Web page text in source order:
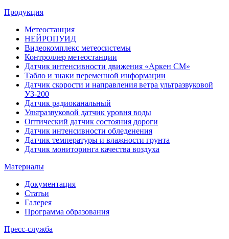
Продукция
Метеостанция
НЕЙРОПУИД
Видеокомплекс метеосистемы
Контроллер метеостанции
Датчик интенсивности движения «Аркен СМ»
Табло и знаки переменной информации
Датчик скорости и направления ветра ультразвуковой
УЗ-200
Датчик радиоканальный
Ультразвуковой датчик уровня воды
Оптический датчик состояния дороги
Датчик интенсивности обледенения
Датчик температуры и влажности грунта
Датчик мониторинга качества воздуха
Материалы
Документация
Статьи
Галерея
Программа образования
Пресс-служба